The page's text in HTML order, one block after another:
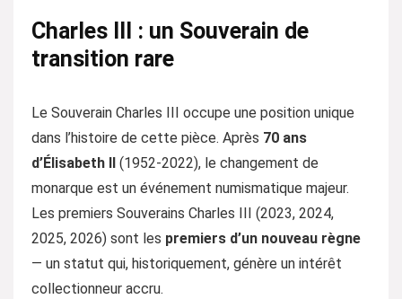
Charles III : un Souverain de
transition rare
Le Souverain Charles III occupe une position unique
dans l’histoire de cette pièce. Après 70 ans
d’Élisabeth II
(1952-2022), le changement de
monarque est un événement numismatique majeur.
Les premiers Souverains Charles III (2023, 2024,
2025, 2026) sont les premiers d’un nouveau règne
— un statut qui, historiquement, génère un intérêt
collectionneur accru.